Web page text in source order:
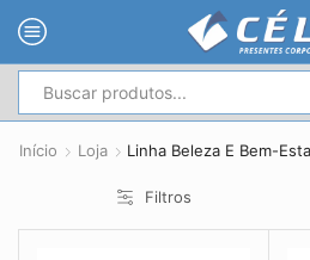
de
Início Loja Linha Beleza E Bem-
Filtros